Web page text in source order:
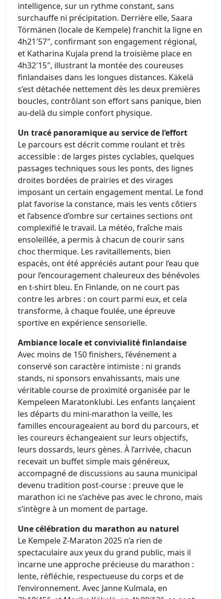
intelligence, sur un rythme constant, sans
surchauffe ni précipitation. Derrière elle, Saara
Törmänen (locale de Kempele) franchit la ligne en
4h21′57″, confirmant son engagement régional,
et Katharina Kujala prend la troisième place en
4h32′15″, illustrant la montée des coureuses
finlandaises dans les longues distances. Käkelä
s’est détachée nettement dès les deux premières
boucles, contrôlant son effort sans panique, bien
au-delà du simple confort physique.
Un tracé panoramique au service de l’effort
Le parcours est décrit comme roulant et très
accessible : de larges pistes cyclables, quelques
passages techniques sous les ponts, des lignes
droites bordées de prairies et des virages
imposant un certain engagement mental. Le fond
plat favorise la constance, mais les vents côtiers
et l’absence d’ombre sur certaines sections ont
complexifié le travail. La météo, fraîche mais
ensoleillée, a permis à chacun de courir sans
choc thermique. Les ravitaillements, bien
espacés, ont été appréciés autant pour l’eau que
pour l’encouragement chaleureux des bénévoles
en t‑shirt bleu. En Finlande, on ne court pas
contre les arbres : on court parmi eux, et cela
transforme, à chaque foulée, une épreuve
sportive en expérience sensorielle.
Ambiance locale et convivialité finlandaise
Avec moins de 150 finishers, l’événement a
conservé son caractère intimiste : ni grands
stands, ni sponsors envahissants, mais une
véritable course de proximité organisée par le
Kempeleen Maratonklubi. Les enfants lançaient
les départs du mini-marathon la veille, les
familles encourageaient au bord du parcours, et
les coureurs échangeaient sur leurs objectifs,
leurs dossards, leurs gènes. À l’arrivée, chacun
recevait un buffet simple mais généreux,
accompagné de discussions au sauna municipal
devenu tradition post-course : preuve que le
marathon ici ne s’achève pas avec le chrono, mais
s’intègre à un moment de partage.
Une célébration du marathon au naturel
Le Kempele Z‑Maraton 2025 n’a rien de
spectaculaire aux yeux du grand public, mais il
incarne une approche précieuse du marathon :
lente, réfléchie, respectueuse du corps et de
l’environnement. Avec Janne Kulmala, en